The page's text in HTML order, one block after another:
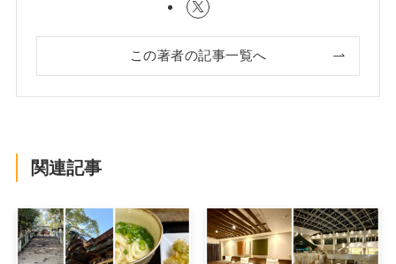
この著者の記事一覧へ
関連記事